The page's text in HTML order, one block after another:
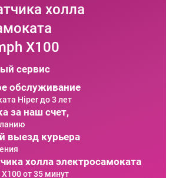
холла
X100
сервис
обслуживание
Hiper до 3 лет
за наш счет,
выезд курьера
холла электросамоката
от 35 минут